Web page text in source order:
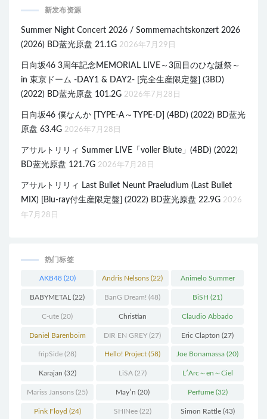
新发布资源
Summer Night Concert 2026 / Sommernachtskonzert 2026
(2026) BD蓝光原盘 21.1G 2026年7月29日
日向坂46 3周年記念MEMORIAL LIVE～3回目のひな誕祭～
in 東京ドーム -DAY1 & DAY2- [完全生産限定盤] (3BD)
(2022) BD蓝光原盘 101.2G 2026年7月28日
日向坂46 僕なんか [TYPE-A～TYPE-D] (4BD) (2022) BD蓝光
原盘 63.4G 2026年7月28日
アサルトリリィ Summer LIVE「voller Blute」(4BD) (2022)
BD蓝光原盘 121.7G 2026年7月28日
アサルトリリィ Last Bullet Neunt Praeludium (Last Bullet
MIX) [Blu-ray付生産限定盤] (2022) BD蓝光原盘 22.9G 2026
年7月28日
热门标签
AKB48(20) Andris Nelsons (22) Animelo Summer
Live(34)
BABYMETAL (22) BanG Dream! (48) BiSH (21)
C-ute (20) Christian
Thielemann(36)
Claudio Abbado
(25)
Daniel Barenboim
(37)
DIR EN GREY (27) Eric Clapton (27)
fripSide (28) Hello! Project (58) Joe Bonamassa (20)
Karajan (32) LiSA(27) L′Arc～en～Ciel
(41)
Mariss Jansons (25) May′n (20) Perfume(32)
Pink Floyd (24) SHINee(22) Simon Rattle(43)